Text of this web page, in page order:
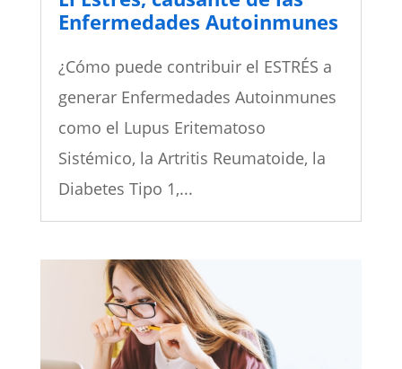
Enfermedades Autoinmunes
¿Cómo puede contribuir el ESTRÉS a
generar Enfermedades Autoinmunes
como el Lupus Eritematoso
Sistémico, la Artritis Reumatoide, la
Diabetes Tipo 1,...